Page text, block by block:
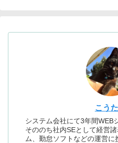
こう
システム会社にて3年間WEB
そののち社内SEとして経営
ム、勤怠ソフトなどの運営に